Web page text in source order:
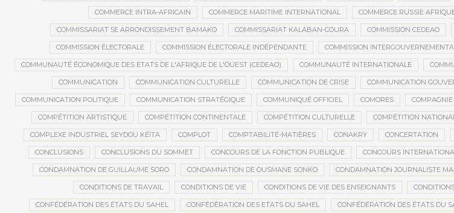
COMMERCE INTRA-AFRICAIN COMMERCE MARITIME INTERNATIONAL COMMERCE RUSSIE
COMMISSARIAT 5E ARRONDISSEMENT BAMAKO COMMISSARIAT KALABAN-COURA COMMISSION CEDEAO
COMMISSION ÉLECTORALE COMMISSION ÉLECTORALE INDÉPENDANTE COMMISSION
COMMUNAUTÉ ÉCONOMIQUE DES ETATS DE L'AFRIQUE DE L'OUEST (CEDEAO) COMMUNAUTÉ INTERNATIONALE
COMMUNICATION COMMUNICATION CULTURELLE COMMUNICATION DE CRISE COMMUNICATION
COMMUNICATION POLITIQUE COMMUNICATION STRATÉGIQUE COMMUNIQUÉ OFFICIEL COMORES
COMPÉTITION ARTISTIQUE COMPÉTITION CONTINENTALE COMPÉTITION CULTURELLE COMPÉTITION
COMPLEXE INDUSTRIEL SEYDOU KÉÏTA COMPLOT COMPTABILITÉ-MATIÈRES CONAKRY CONCERTATION
CONCLUSIONS CONCLUSIONS DU SOMMET CONCOURS DE LA FONCTION PUBLIQUE CONCOURS
CONDAMNATION DE GUILLAUME SORO CONDAMNATION DE OUSMANE SONKO CONDAMNATION JOURNALISTE
CONDITIONS DE TRAVAIL CONDITIONS DE VIE CONDITIONS DE VIE DES ENSEIGNANTS
CONFÉDÉRATION DES ÉTATS DU SAHEL CONFÉDÉRATION DES ETATS DU SAHEL CONFÉDÉRATION DES ÉTATS DU